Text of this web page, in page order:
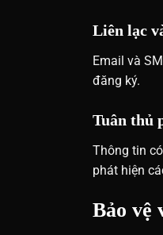
Liên lạc
Email và
đăng ký.
Tuân thủ
Thông tin
phát hiện
Bảo vệ